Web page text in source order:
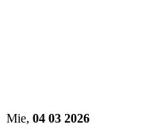
Mie, 04 03 2026